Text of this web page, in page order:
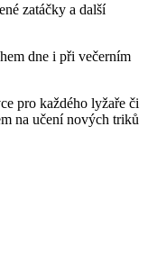
zatáčky a další
dne i při večerním
pro každého lyžaře či
na učení nových triků